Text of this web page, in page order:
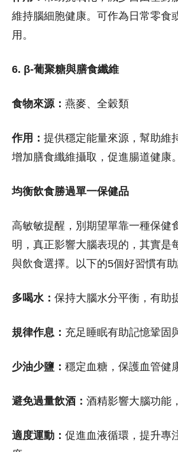
維持腦細胞健康。可作為日常零食
用。
6. β-葡聚糖與膳食纖維
食物來源： 燕麥、全穀類
作用： 提供穩定能量來源，幫助維
增加膳食纖維攝取，促進腸道健康。
均衡飲食勝過單一保健品
高敏敏提醒，別期望單靠一種保健
明，真正影響大腦表現的，其實是
與飲食選擇。以下的5個好習慣有助
多喝水： 保持大腦水分平衡，有助
規律作息： 充足睡眠有助記憶鞏固
少油少鹽： 穩定血糖，保護血管健
避免過量飲酒： 酒精影響大腦功能
適度運動： 促進血液循環，提升專